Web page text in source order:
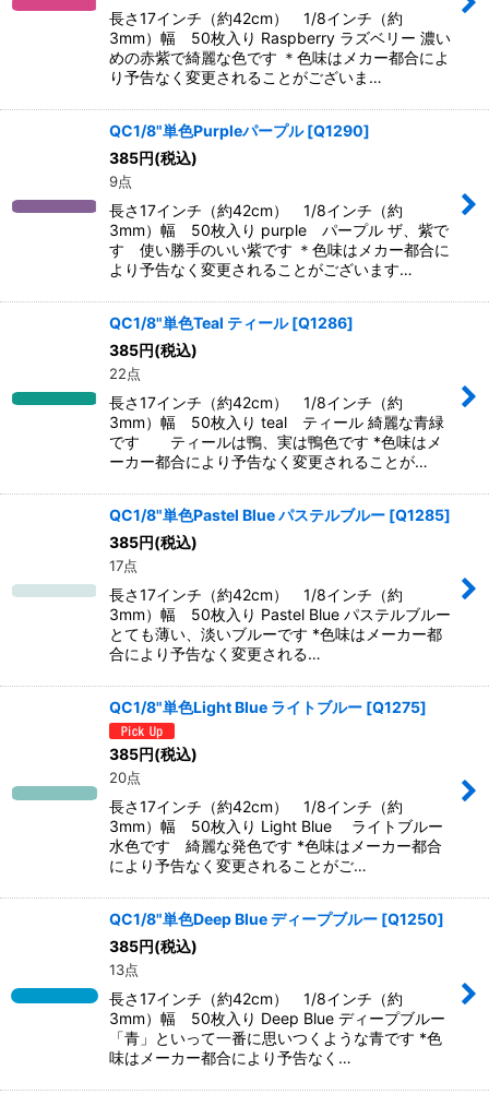
長さ17インチ（約42cm） 1/8インチ（約
3mm）幅 50枚入り Raspberry ラズベリー 濃い
めの赤紫で綺麗な色です ＊色味はメカー都合によ
り予告なく変更されることがございま…
QC1/8"単色Purpleパープル [Q1290]
385円(税込)
9点
長さ17インチ（約42cm） 1/8インチ（約
3mm）幅 50枚入り purple パープル ザ、紫で
す 使い勝手のいい紫です ＊色味はメカー都合に
より予告なく変更されることがございます…
QC1/8"単色Teal ティール [Q1286]
385円(税込)
22点
長さ17インチ（約42cm） 1/8インチ（約
3mm）幅 50枚入り teal ティール 綺麗な青緑
です ティールは鴨、実は鴨色です *色味はメ
ーカー都合により予告なく変更されることが…
QC1/8"単色Pastel Blue パステルブルー [Q1285]
385円(税込)
17点
長さ17インチ（約42cm） 1/8インチ（約
3mm）幅 50枚入り Pastel Blue パステルブルー
とても薄い、淡いブルーです *色味はメーカー都
合により予告なく変更される…
QC1/8"単色Light Blue ライトブルー [Q1275]
385円(税込)
20点
長さ17インチ（約42cm） 1/8インチ（約
3mm）幅 50枚入り Light Blue ライトブルー
水色です 綺麗な発色です *色味はメーカー都合
により予告なく変更されることがご…
QC1/8"単色Deep Blue ディープブルー [Q1250]
385円(税込)
13点
長さ17インチ（約42cm） 1/8インチ（約
3mm）幅 50枚入り Deep Blue ディープブルー
「青」といって一番に思いつくような青です *色
味はメーカー都合により予告なく…